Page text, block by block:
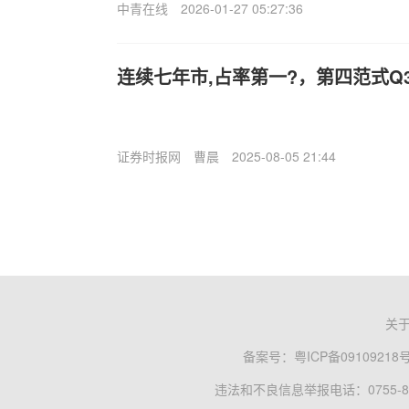
中青在线 2026-01-27 05:27:36
连续七年市,占率第一?，第四范式
证券时报网 曹晨 2025-08-05 21:44
关
备案号： 粤ICP备09109218
违法和不良信息举报电话：0755-